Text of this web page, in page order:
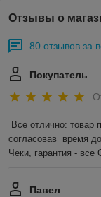
Отзывы о
80 отзывов за
Покупатель
Все отлично: товар
согласовав  время
Чеки, гарантия - все
Павел